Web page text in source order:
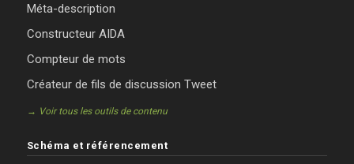
Méta-description
Constructeur AIDA
Compteur de mots
Créateur de fils de discussion Tweet
→ Voir tous les outils de contenu
Schéma et référencement